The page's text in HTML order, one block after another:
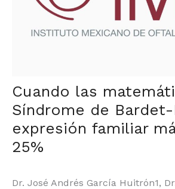
Cuando las
Síndrome de
expresión familiar
25%
Dr. José Andrés García Huitrón1,